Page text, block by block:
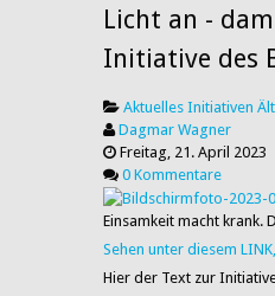
Licht an -
Initiative des
Aktuelles Initiativen
Dagmar Wagner
Freitag, 21. April 2023
0 Kommentare
Einsamkeit macht krank.
Sehen unter diesem LINK,
Hier der Text zur